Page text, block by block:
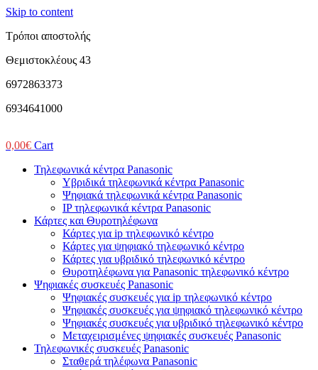
Skip to content
Τρόποι αποστολής
Θεμιστοκλέους 43
6972863373
6934641000
0,00€ Cart
Τηλεφωνικά κέντρα Panasonic
Υβριδικά τηλεφωνικά κέντρα Panasonic
Ψηφιακά τηλεφωνικά κέντρα Panasonic
IP τηλεφωνικά κέντρα Panasonic
Κάρτες και Θυροτηλέφωνα
Κάρτες για ip τηλεφωνικό κέντρο
Κάρτες για ψηφιακό τηλεφωνικό κέντρο
Κάρτες για υβριδικό τηλεφωνικό κέντρο
Θυροτηλέφωνα για Panasonic τηλεφωνικό κέντρο
Ψηφιακές συσκευές Panasonic
Ψηφιακές συσκευές για ip τηλεφωνικό κέντρο
Ψηφιακές συσκευές για ψηφιακό τηλεφωνικό κέντρο
Ψηφιακές συσκευές για υβριδικό τηλεφωνικό κέντρο
Μεταχειρισμένες ψηφιακές συσκευές Panasonic
Τηλεφωνικές συσκευές Panasonic
Σταθερά τηλέφωνα Panasonic